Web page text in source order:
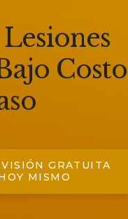
Costo
GRATUITA
MISMO